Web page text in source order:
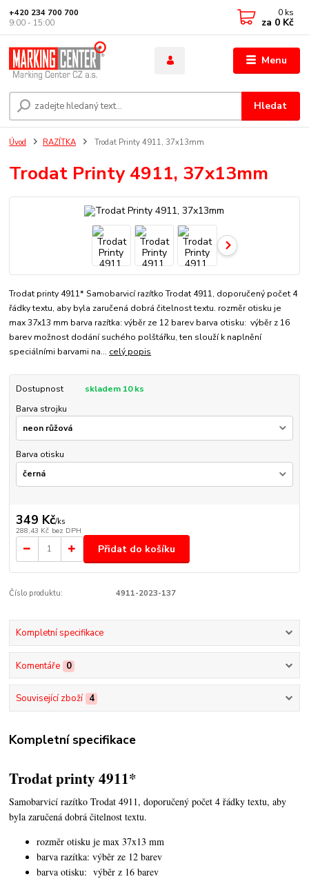
Menu
Hledat
+420 234 700 700
9:00 - 15:00
0 ks
za 0 Kč
Úvod RAZÍTKA Trodat Printy 4911, 37x13mm
Trodat Printy 4911, 37x13mm
Trodat printy 4911* Samobarvicí razítko Trodat 4911, doporučený počet 4
řádky textu, aby byla zaručená dobrá čitelnost textu. rozměr otisku je
max 37x13 mm barva razítka: výběr ze 12 barev barva otisku: výběr z 16
barev možnost dodání suchého polštářku, ten slouží k naplnění
speciálními barvami na... celý popis
Dostupnost
skladem 10 ks
Barva strojku
Barva otisku
349 Kč/ks
288,43 Kč bez DPH
Přidat do košíku
Číslo produktu: 4911-2023-137
Kompletní specifikace
Komentáře 0
Související zboží 4
Kompletní specifikace
Trodat printy 4911*
Samobarvicí razítko Trodat 4911, doporučený počet 4 řádky textu,aby
byla zaručená dobrá čitelnost textu.
rozměr otisku je max 37x13 mm
barva razítka: výběr ze 12 barev
barva otisku: výběr z 16 barev